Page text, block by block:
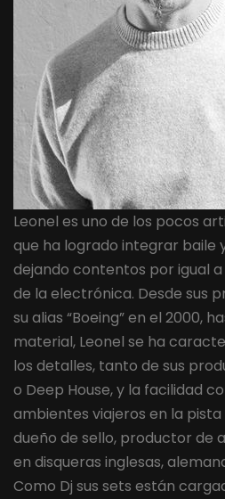
Leonel es uno de los pocos
que ha logrado integrar baile
dejando contentos por igual
de la electrónica. Desde sus
su alias “Boeing” en el 2000,
material, Leonel se ha
los detalles, tanto de sus
o Deep House, y la facilidad
ambientes viajeros en la pista
dueño de sello, productor de
en disqueras inglesas,
Como Dj sus sets están